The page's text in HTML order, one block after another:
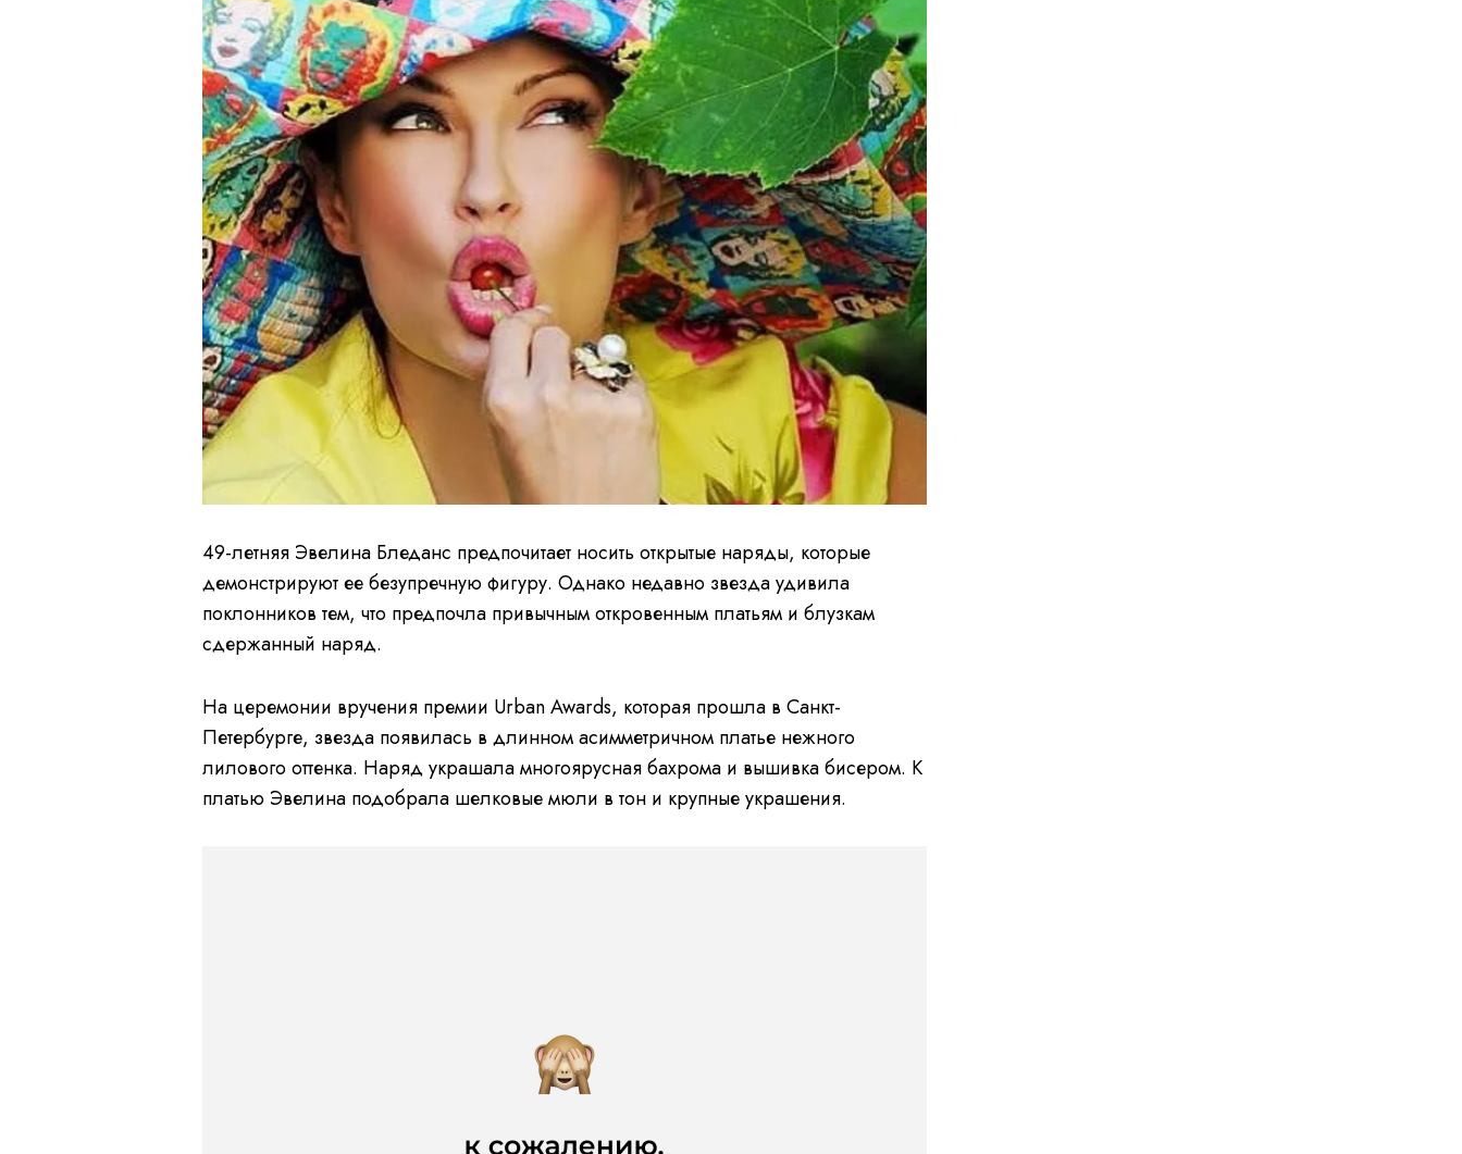
49-летняя Эвелина Бледанс предпочитает носить открытые наряды, которые
демонстрируют ее безупречную фигуру. Однако недавно звезда удивила
поклонников тем, что предпочла привычным откровенным платьям и блузкам
сдержанный наряд.
На церемонии вручения премии Urban Awards, которая прошла в Санкт-
Петербурге, звезда появилась в длинном асимметричном платье нежного
лилового оттенка. Наряд украшала многоярусная бахрома и вышивка бисером. К
платью Эвелина подобрала шелковые мюли в тон и крупные украшения.